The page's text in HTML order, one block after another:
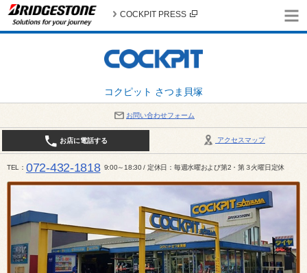
コクピット さつま貝塚
COCKPIT PRESS
お問い合わせフォーム
アクセスマップ
お店に電話する
TEL 072-432-1818 9:00～18:30 / 定休日：毎週水曜および第2・第３火曜日定休